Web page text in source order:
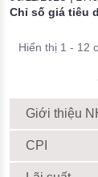
Chỉ số giá tiêu
Hiển thị 1 - 12
Giới thiệu
CPI
Lãi suất